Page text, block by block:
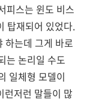
피스는 윈도 비스
탑재되어 있었다.
하는데 그게 바로
는 논리일 수도
일체형 모델이
런저런 말들이 많